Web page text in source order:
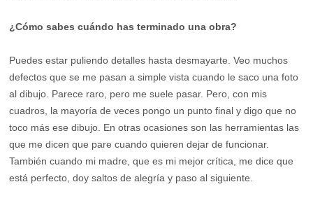
¿Cómo sabes cuándo has terminado una obra?
Puedes estar puliendo detalles hasta desmayarte. Veo muchos
defectos que se me pasan a simple vista cuando le saco una foto
al dibujo. Parece raro, pero me suele pasar. Pero, con mis
cuadros, la mayoría de veces pongo un punto final y digo que no
toco más ese dibujo. En otras ocasiones son las herramientas las
que me dicen que pare cuando quieren dejar de funcionar.
También cuando mi madre, que es mi mejor crítica, me dice que
está perfecto, doy saltos de alegría y paso al siguiente.